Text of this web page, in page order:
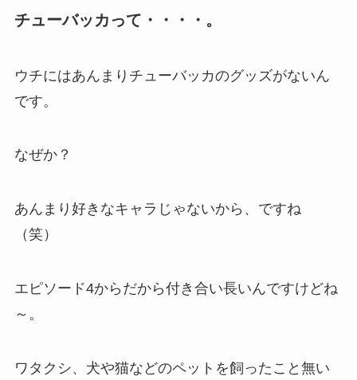
チューバッカって・・・・。
ウチにはあんまりチューバッカのグッズがないん
です。
なぜか？
あんまり好きなキャラじゃないから、ですね
（笑）
エピソード4からだから付き合い長いんですけどね
～。
ワタクシ、犬や猫などのペットを飼ったこと無い